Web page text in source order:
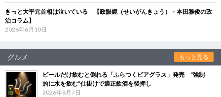
きっと大平元首相は泣いている 【政眼鏡（せいがんきょう）－本田雅俊の政
治コラム】
2026年6月10日
グルメ もっと見る
ビールだけ飲むと倒れる「ふらつくビアグラス」発売 “強制
的に水を飲む”仕掛けで適正飲酒を後押し
2026年8月7日